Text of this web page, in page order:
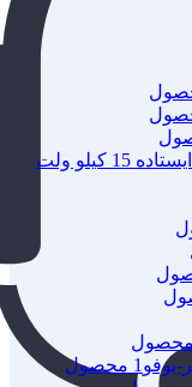
استابلایزر تکفاز سروو موتوری ایستاده 15 کیلو ولت
1 محصول